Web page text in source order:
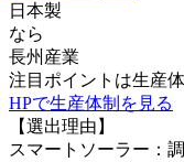
日本製
なら
長州産業
注目ポイントは生産
HPで生産体制を見る
【選出理由】
スマートソーラー：